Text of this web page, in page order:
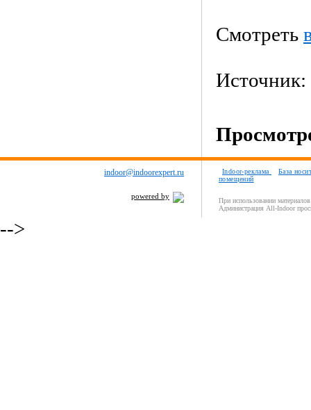
Смотреть
Источник:
indoor@indoorexpert.ru
powered by
Indoor-реклама
База
помещений
При использовании
Администрация All-Indoor
-->